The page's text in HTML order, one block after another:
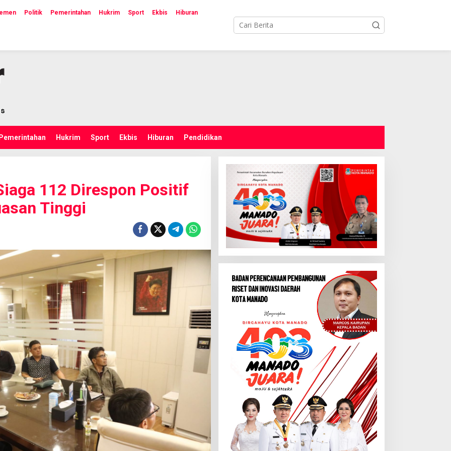
Politik Pemerintahan Hukrim Sport Ekbis Hiburan
Pemerintahan Hukrim Sport Ekbis Hiburan Pendidikan
112 Direspon Positif
Tinggi